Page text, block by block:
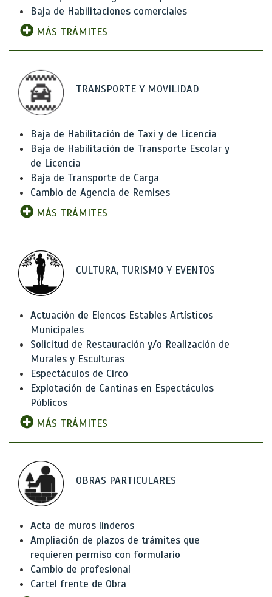
Baja de Habilitaciones comerciales
MÁS TRÁMITES
TRANSPORTE Y MOVILIDAD
Baja de Habilitación de Taxi y de Licencia
Baja de Habilitación de Transporte Escolar y
de Licencia
Baja de Transporte de Carga
Cambio de Agencia de Remises
MÁS TRÁMITES
CULTURA, TURISMO Y EVENTOS
Actuación de Elencos Estables Artísticos
Municipales
Solicitud de Restauración y/o Realización de
Murales y Esculturas
Espectáculos de Circo
Explotación de Cantinas en Espectáculos
Públicos
MÁS TRÁMITES
OBRAS PARTICULARES
Acta de muros linderos
Ampliación de plazos de trámites que
requieren permiso con formulario
Cambio de profesional
Cartel frente de Obra